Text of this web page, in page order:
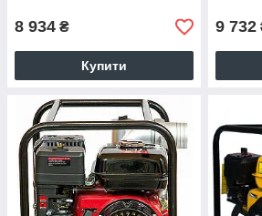
8 934 ₴
Купити
9 732